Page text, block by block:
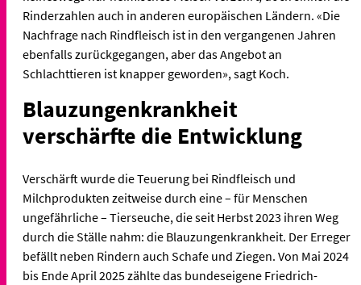
Rinderzahlen auch in anderen europäischen Ländern. «Die
Nachfrage nach Rindfleisch ist in den vergangenen Jahren
ebenfalls zurückgegangen, aber das Angebot an
Schlachttieren ist knapper geworden», sagt Koch.
Blauzungenkrankheit
verschärfte die Entwicklung
Verschärft wurde die Teuerung bei Rindfleisch und
Milchprodukten zeitweise durch eine – für Menschen
ungefährliche – Tierseuche, die seit Herbst 2023 ihren Weg
durch die Ställe nahm: die Blauzungenkrankheit. Der Erreger
befällt neben Rindern auch Schafe und Ziegen. Von Mai 2024
bis Ende April 2025 zählte das bundeseigene Friedrich-